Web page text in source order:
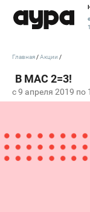
c 9 апреля 2019 по
Главная Акции